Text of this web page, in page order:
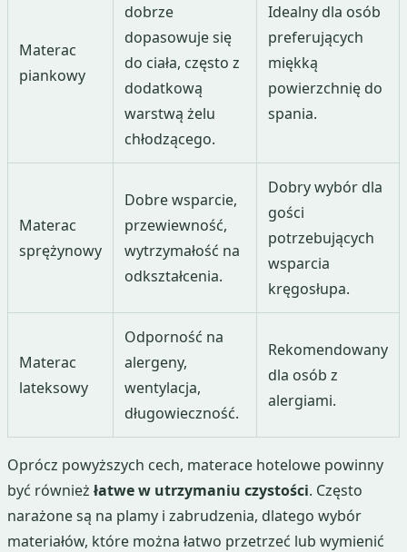
Materac
piankowy
dobrze
dopasowuje się
do ciała, często z
dodatkową
warstwą żelu
chłodzącego.
Idealny dla osób
preferujących
miękką
powierzchnię do
spania.
Materac
sprężynowy
Dobre wsparcie,
przewiewność,
wytrzymałość na
odkształcenia.
Dobry wybór dla
gości
potrzebujących
wsparcia
kręgosłupa.
Materac
lateksowy
Odporność na
alergeny,
wentylacja,
długowieczność.
Rekomendowany
dla osób z
alergiami.
Oprócz powyższych cech, materace hotelowe powinny
być również łatwe w utrzymaniu czystości. Często
narażone są na plamy i zabrudzenia, dlatego wybór
materiałów, które można łatwo przetrzeć lub wymienić